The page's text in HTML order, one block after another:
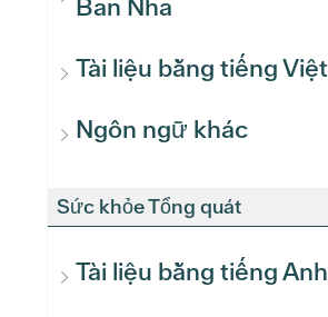
Ban Nha
Tài liệu bằng tiếng Việt
Ngôn ngữ khác
Sức khỏe Tổng quát
Tài liệu bằng tiếng Anh